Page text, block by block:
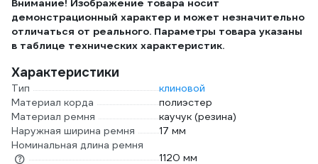
Внимание! Изображение товара носит
демонстрационный характер и может незначительно
отличаться от реального. Параметры товара указаны
в таблице технических характеристик.
Характеристики
Тип
клиновой
Материал корда
полиэстер
Материал ремня
каучук (резина)
Наружная ширина ремня
17 мм
Номинальная длина ремня
1120 мм